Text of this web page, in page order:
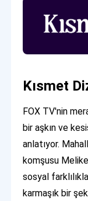
Kısmet
FOX TV'nin
bir aşkın ve
anlatıyor.
komşusu
sosyal
karmaşık bir